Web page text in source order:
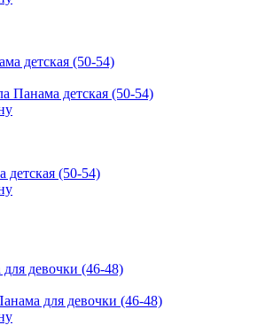
Панама детская (50-54)
детская (50-54)
для девочки (46-48)